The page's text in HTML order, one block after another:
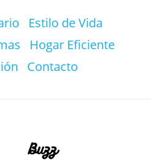
Estilo de Vida
Hogar Eficiente
Contacto